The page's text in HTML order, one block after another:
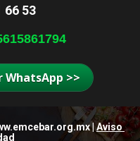
66 53
>>
| Aviso